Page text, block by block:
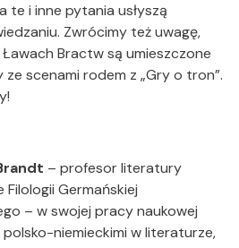
te i inne pytania usłyszą
Zwrócimy też uwagę,
Bractw są umieszczone
scenami rodem z „Gry o tron”.
– profesor literatury
Germańskiej
– w swojej pracy naukowej
niemieckimi w literaturze,